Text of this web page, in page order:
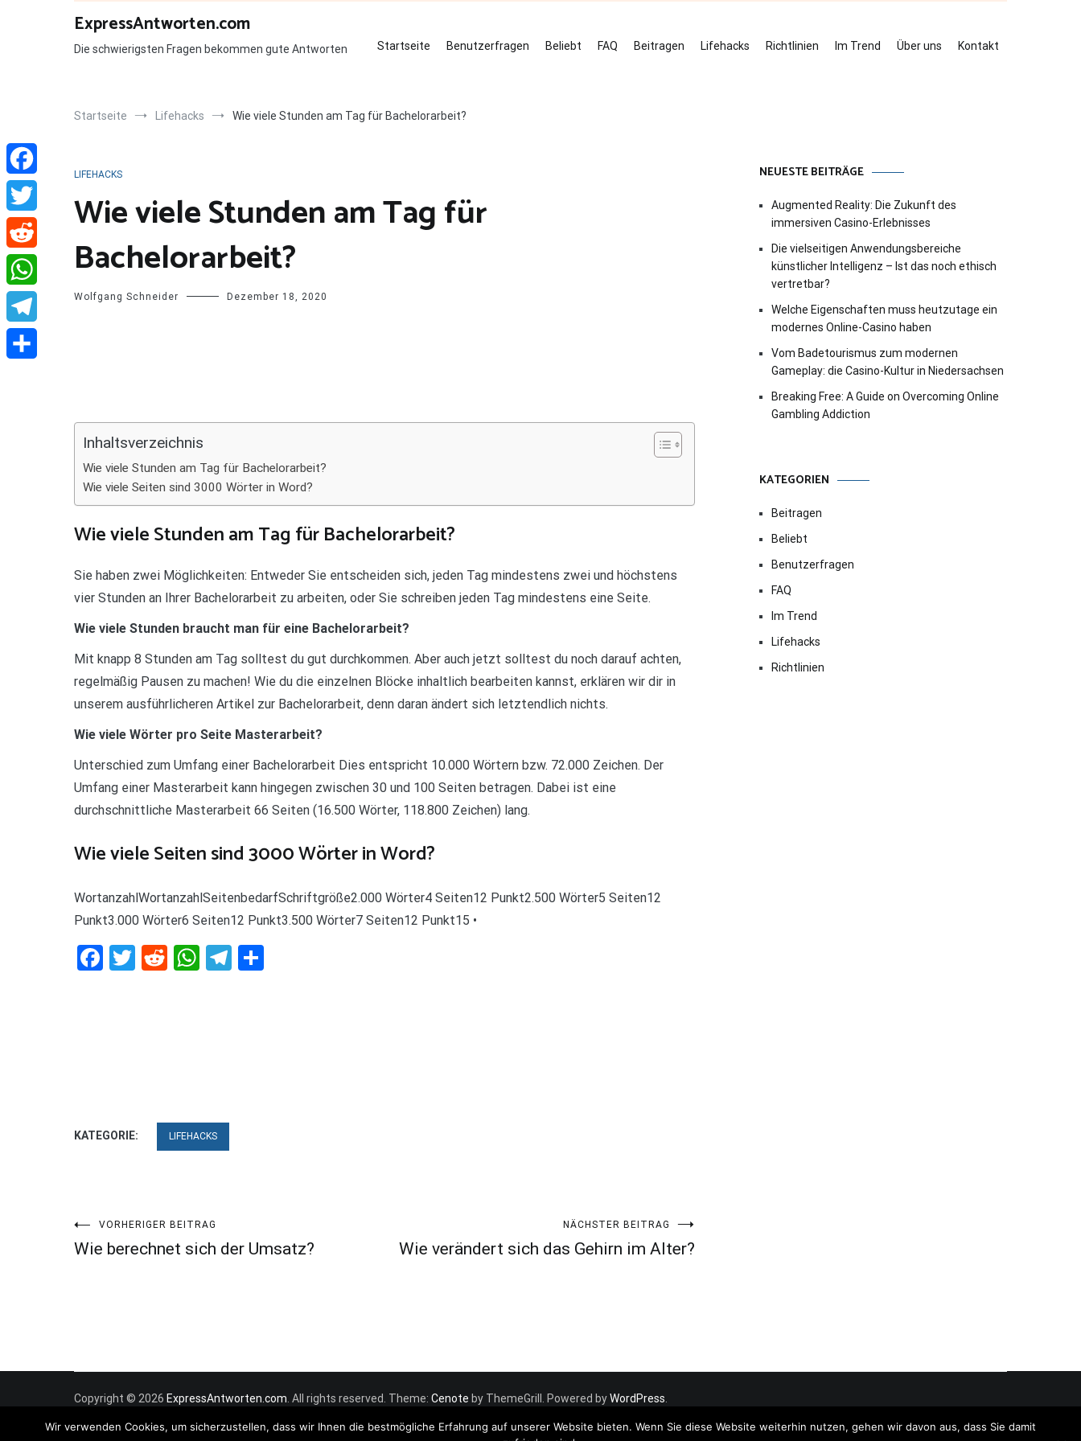
ExpressAntworten.com
Die schwierigsten Fragen bekommen gute Antworten Startseite Benutzerfragen Beliebt FAQ Beitragen Lifehacks Richtlinien Im Trend Über uns Kontakt
Startseite Lifehacks Wie viele Stunden am Tag für Bachelorarbeit?
LIFEHACKS
Wie viele Stunden am Tag für
Bachelorarbeit?
Wolfgang Schneider Dezember 18, 2020
Inhaltsverzeichnis
Wie viele Stunden am Tag für Bachelorarbeit?
Wie viele Seiten sind 3000 Wörter in Word?
Wie viele Stunden am Tag für Bachelorarbeit?
Sie haben zwei Möglichkeiten: Entweder Sie entscheiden sich, jeden Tag mindestens zwei und höchstens
vier Stunden an Ihrer Bachelorarbeit zu arbeiten, oder Sie schreiben jeden Tag mindestens eine Seite.
Wie viele Stunden braucht man für eine Bachelorarbeit?
Mit knapp 8 Stunden am Tag solltest du gut durchkommen. Aber auch jetzt solltest du noch darauf achten,
regelmäßig Pausen zu machen! Wie du die einzelnen Blöcke inhaltlich bearbeiten kannst, erklären wir dir in
unserem ausführlicheren Artikel zur Bachelorarbeit, denn daran ändert sich letztendlich nichts.
Wie viele Wörter pro Seite Masterarbeit?
Unterschied zum Umfang einer Bachelorarbeit Dies entspricht 10.000 Wörtern bzw. 72.000 Zeichen. Der
Umfang einer Masterarbeit kann hingegen zwischen 30 und 100 Seiten betragen. Dabei ist eine
durchschnittliche Masterarbeit 66 Seiten (16.500 Wörter, 118.800 Zeichen) lang.
Wie viele Seiten sind 3000 Wörter in Word?
WortanzahlWortanzahlSeitenbedarfSchriftgröße2.000 Wörter4 Seiten12 Punkt2.500 Wörter5 Seiten12
Punkt3.000 Wörter6 Seiten12 Punkt3.500 Wörter7 Seiten12 Punkt15 •
Facebook
Twitter
RedditWhatsApp
Telegram
KATEGORIE: LIFEHACKS
Beitragsnavigation
VORHERIGER BEITRAG
Wie berechnet sich der Umsatz?
NÄCHSTER BEITRAG
Wie verändert sich das Gehirn im Alter?
NEUESTE BEITRÄGE
Augmented Reality: Die Zukunft des
immersiven Casino-Erlebnisses
Die vielseitigen Anwendungsbereiche
künstlicher Intelligenz – Ist das noch ethisch
vertretbar?
Welche Eigenschaften muss heutzutage ein
modernes Online-Casino haben
Vom Badetourismus zum modernen
Gameplay: die Casino-Kultur in Niedersachsen
Breaking Free: A Guide on Overcoming Online
Gambling Addiction
KATEGORIEN
Beitragen
Beliebt
Benutzerfragen
FAQ
Im Trend
Lifehacks
Richtlinien
Copyright © 2026 ExpressAntworten.com . All rights reserved. Theme: Cenote by ThemeGrill. Powered byWordPress
Facebook
Twitter
Reddit
WhatsApp
Telegram
Wir verwenden Cookies, um sicherzustellen, dass wir Ihnen die bestmögliche Erfahrung auf unserer Website bieten. Wenn Sie diese Website weiterhin nutzen, gehen wir davon aus, dass Sie damit